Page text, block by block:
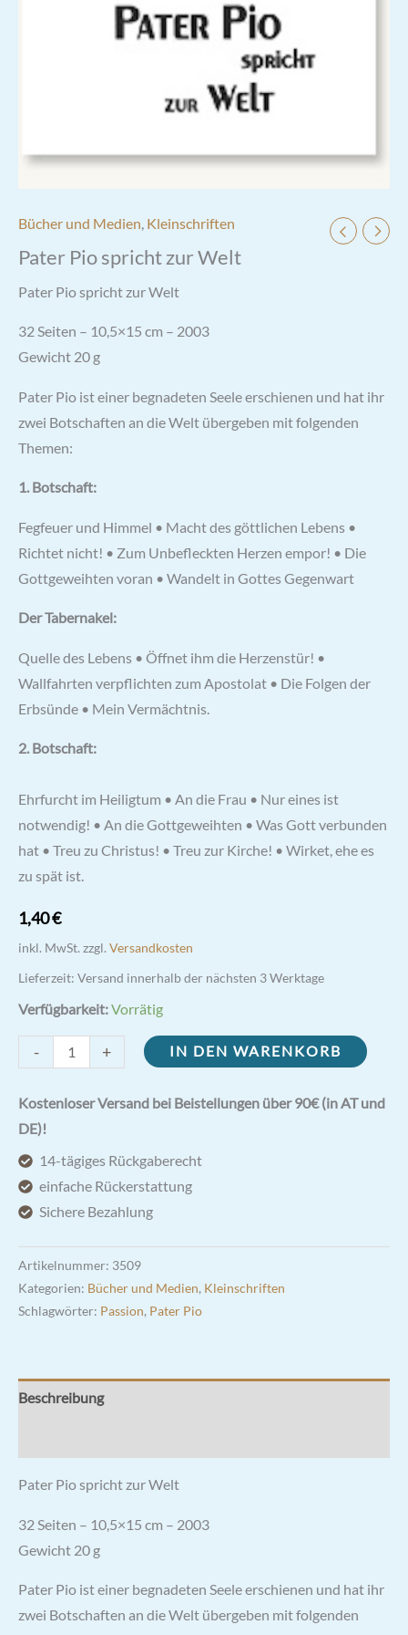
Bücher und Medien, Kleinschriften
Pater Pio spricht zur Welt
Pater Pio spricht zur Welt
32 Seiten – 10,5×15 cm – 2003
Gewicht 20 g
Pater Pio ist einer begnadeten Seele erschienen und hat ihr
zwei Botschaften an die Welt übergeben mit folgenden
Themen:
1. Botschaft:
Fegfeuer und Himmel • Macht des göttlichen Lebens •
Richtet nicht! • Zum Unbefleckten Herzen empor! • Die
Gottgeweihten voran • Wandelt in Gottes Gegenwart
Der Tabernakel:
Quelle des Lebens • Öffnet ihm die Herzenstür! •
Wallfahrten verpflichten zum Apostolat • Die Folgen der
Erbsünde • Mein Vermächtnis.
2. Botschaft:
Ehrfurcht im Heiligtum • An die Frau • Nur eines ist
notwendig! • An die Gottgeweihten • Was Gott verbunden
hat • Treu zu Christus! • Treu zur Kirche! • Wirket, ehe es
zu spät ist.
1,40€
inkl. MwSt. zzgl. Versandkosten
Lieferzeit: Versand innerhalb der nächsten 3 Werktage
Verfügbarkeit:Vorrätig
-
Pio
spricht
zur
+ IN DEN WARENKORB
Kostenloser Versand bei Beistellungen über 90€ (in AT und
DE)!
14-tägiges Rückgaberecht
einfache Rückerstattung
Sichere Bezahlung
Artikelnummer: 3509
Kategorien: Bücher und Medien, Kleinschriften
Schlagwörter: Passion, Pater Pio
Beschreibung
Pater Pio spricht zur Welt
32 Seiten – 10,5×15 cm – 2003
Gewicht 20 g
Pater Pio ist einer begnadeten Seele erschienen und hat ihr
zwei Botschaften an die Welt übergeben mit folgenden